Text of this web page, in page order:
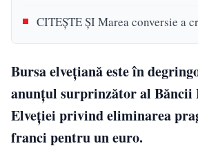
CITEŞTE ŞI Marea conversie a
Bursa elveţiană este în
anunţul surprinzător al Băncii
Elveţiei privind eliminarea
franci pentru un euro.